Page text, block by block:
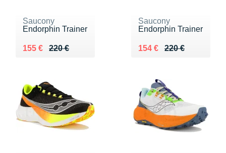
Saucony
Endorphin Trainer
220 €
Au lieu de 220 €
155 €
Vendu 155 €
Saucony
Endorphin Trainer
220 €
Au lieu de 220 €
154 €
Vendu 154 €